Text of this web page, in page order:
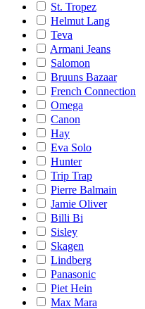
St. Tropez
Helmut Lang
Teva
Armani Jeans
Salomon
Bruuns Bazaar
French Connection
Omega
Canon
Hay
Eva Solo
Hunter
Trip Trap
Pierre Balmain
Jamie Oliver
Billi Bi
Sisley
Skagen
Lindberg
Panasonic
Piet Hein
Max Mara